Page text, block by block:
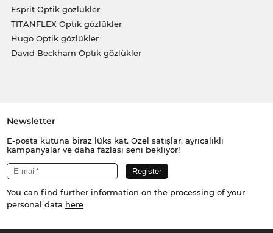
Esprit Optik gözlükler
TITANFLEX Optik gözlükler
Hugo Optik gözlükler
David Beckham Optik gözlükler
Newsletter
E-posta kutuna biraz lüks kat. Özel satışlar, ayrıcalıklı
kampanyalar ve daha fazlası seni bekliyor!
You can find further information on the processing of your
personal data here